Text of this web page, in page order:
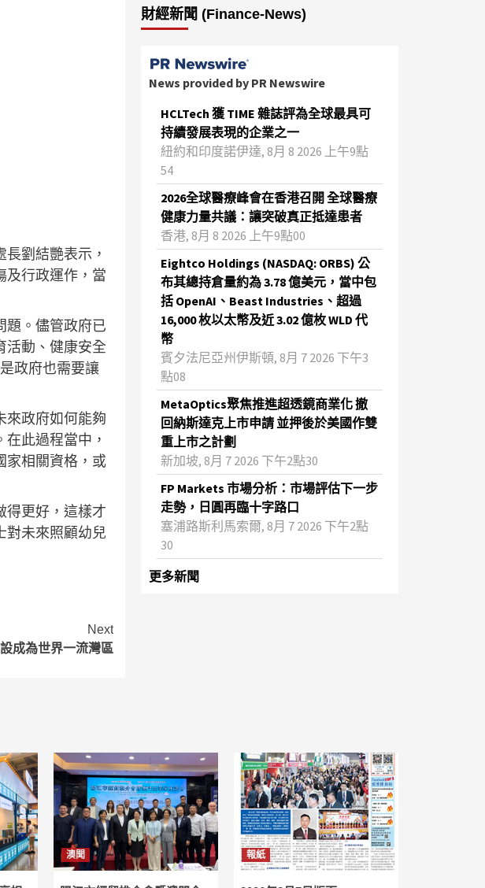
劉結艷表示，
及行政運作，當
題。儘管政府已
活動、健康安全
政府也需要讓
來政府如何能夠
此過程當中，
家相關資格，或
得更好，這樣才
對未來照顧幼兒
Next
成為世界一流灣區
財經新聞 (Finance-News)
News provided by PR Newswire
HCLTech 獲 TIME 雜誌評為全球最具可
持續發展表現的企業之一
紐約和印度諾伊達, 8月 8 2026 上午9點
54
2026全球醫療峰會在香港召開 全球醫療
健康力量共議：讓突破真正抵達患者
香港, 8月 8 2026 上午9點00
Eightco Holdings (NASDAQ: ORBS) 公
布其總持倉量約為 3.78 億美元，當中包
括 OpenAI、Beast Industries、超過
16,000 枚以太幣及近 3.02 億枚 WLD 代
幣
賓夕法尼亞州伊斯頓, 8月 7 2026 下午3
點08
MetaOptics聚焦推進超透鏡商業化 撤
回納斯達克上市申請 並押後於美國作雙
重上市之計劃
新加坡, 8月 7 2026 下午2點30
FP Markets 市場分析：市場評估下一步
走勢，日圓再臨十字路口
塞浦路斯利馬索爾, 8月 7 2026 下午2點
30
更多新聞
澳聞 報紙